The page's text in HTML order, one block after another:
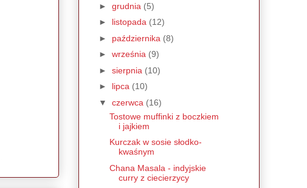
► grudnia (5)
► listopada (12)
► października (8)
► września (9)
► sierpnia (10)
► lipca (10)
▼ czerwca (16)
Tostowe muffinki z boczkiem
i jajkiem
Kurczak w sosie słodko-
kwaśnym
Chana Masala - indyjskie
curry z ciecierzycy